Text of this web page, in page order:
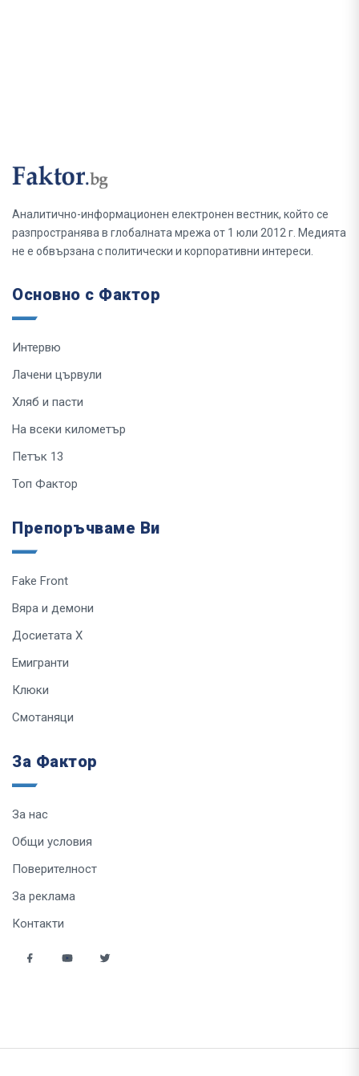
Аналитично-информационен електронен вестник, който се
разпространява в глобалната мрежа от 1 юли 2012 г. Медията
не е обвързана с политически и корпоративни интереси.
Основно с Фактор
Интервю
Лачени цървули
Хляб и пасти
На всеки километър
Петък 13
Топ Фактор
Препоръчваме Ви
Fake Front
Вяра и демони
Досиетата Х
Емигранти
Клюки
Смотаняци
За Фактор
За нас
Общи условия
Поверителност
За реклама
Контакти